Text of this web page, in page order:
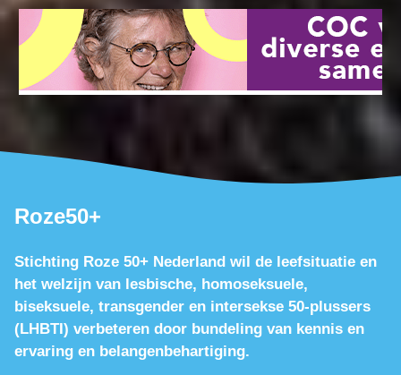
Roze50+
Stichting Roze 50+ Nederland wil de leefsituatie en
het welzijn van lesbische, homoseksuele,
biseksuele, transgender en intersekse 50-plussers
(LHBTI) verbeteren door bundeling van kennis en
ervaring en belangenbehartiging.